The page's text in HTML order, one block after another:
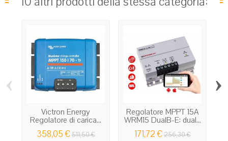
Victron Energy
Regolatore di carica...
358,05 €511,50 €
Regolatore MPPT 15A
WRM15 DualB-E: dual...
171,72 €256,30 €
‹ ›